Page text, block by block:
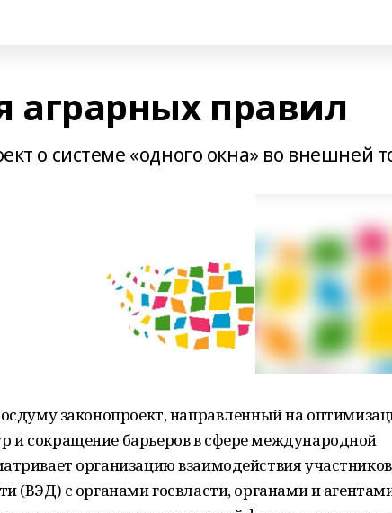
правил
о системе «одного окна» во внешней
законопроект, направленный на
и сокращение барьеров в сфере международной
организацию взаимодействия участников
(ВЭД) с органами госвласти, органами и